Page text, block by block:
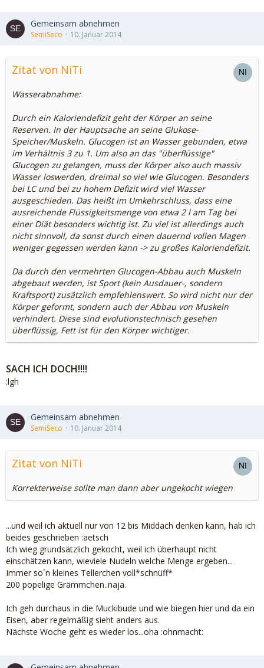
Gemeinsam abnehmen
SemiSeco 10. Januar 2014
Zitat von NiTi
Wasserabnahme:
Durch ein Kaloriendefizit geht der Körper an seine
Reserven. In der Hauptsache an seine Glukose-
Speicher/Muskeln. Glucogen ist an Wasser gebunden, etwa
im Verhältnis 3 zu 1. Um also an das "überflüssige"
Glucogen zu gelangen, muss der Körper also auch massiv
Wasser loswerden, dreimal so viel wie Glucogen. Besonders
bei LC und bei zu hohem Defizit wird viel Wasser
ausgeschieden. Das heißt im Umkehrschluss, dass eine
ausreichende Flüssigkeitsmenge von etwa 2 l am Tag bei
einer Diät besonders wichtig ist. Zu viel ist allerdings auch
nicht sinnvoll, da sonst durch einen dauernd vollen Magen
weniger gegessen werden kann -> zu großes Kaloriendefizit.
Da durch den vermehrten Glucogen-Abbau auch Muskeln
abgebaut werden, ist Sport (kein Ausdauer-, sondern
Kraftsport) zusätzlich empfehlenswert. So wird nicht nur der
Körper geformt, sondern auch der Abbau von Muskeln
verhindert. Diese sind evolutionstechnisch gesehen
überflüssig, Fett ist für den Körper wichtiger.
SACH ICH DOCH!!!!
:lgh
Gemeinsam abnehmen
SemiSeco 10. Januar 2014
Zitat von NiTi
Korrekterweise sollte man dann aber ungekocht wiegen
...und weil ich aktuell nur von 12 bis Middach denken kann, hab ich
beides geschrieben :aetsch
Ich wieg grundsätzlich gekocht, weil ich überhaupt nicht
einschätzen kann, wieviele Nudeln welche Menge ergeben...
Immer so´n kleines Tellerchen voll*schnüff*
200 popelige Grämmchen..naja.
Ich geh durchaus in die Muckibude und wie biegen hier und da ein
Eisen, aber regelmäßig sieht anders aus.
Nächste Woche geht es wieder los...oha :ohnmacht: